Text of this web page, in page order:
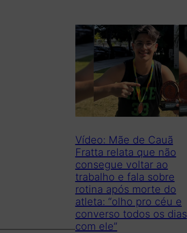
Vídeo: Mãe de Cauã
Fratta relata que não
consegue voltar ao
trabalho e fala sobre
rotina após morte do
atleta: “olho pro céu e
converso todos os dias
com ele”